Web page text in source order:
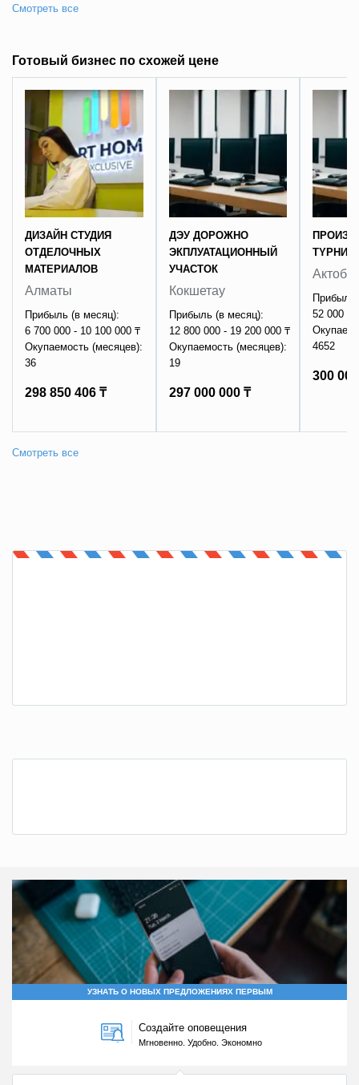
Готовый бизнес по схожей цене
ДИЗАЙН СТУДИЯ
ОТДЕЛОЧНЫХ
МАТЕРИАЛОВ
Алматы
Прибыль (в месяц):
6 700 000 - 10 100 000 ₸
Окупаемость (месяцев):
36
298 850 406 ₸
ДЭУ ДОРОЖНО
ЭКПЛУАТАЦИОННЫЙ
УЧАСТОК
Кокшетау
Прибыль (в месяц):
12 800 000 - 19 200 000 ₸
Окупаемость (месяцев):
19
297 000 000 ₸
Актобе
Прибыль
52 000 -
4652
300